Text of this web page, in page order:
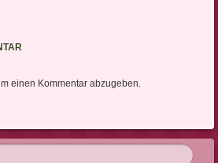
einen Kommentar abzugeben.